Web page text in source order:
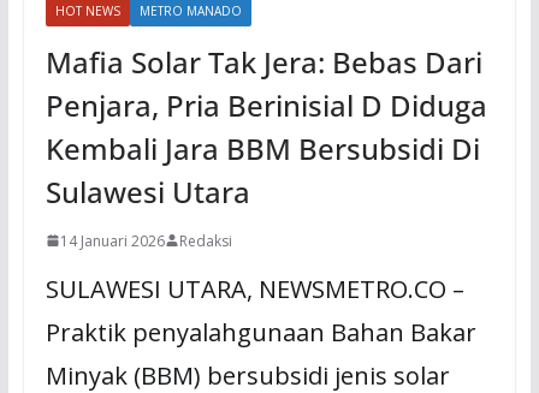
HOT NEWS METRO MANADO
Mafia Solar Tak Jera: Bebas Dari
Penjara, Pria Berinisial D Diduga
Kembali Jara BBM Bersubsidi Di
Sulawesi Utara
14 Januari 2026 Redaksi
SULAWESI UTARA, NEWSMETRO.CO –
Praktik penyalahgunaan Bahan Bakar
Minyak (BBM) bersubsidi jenis solar